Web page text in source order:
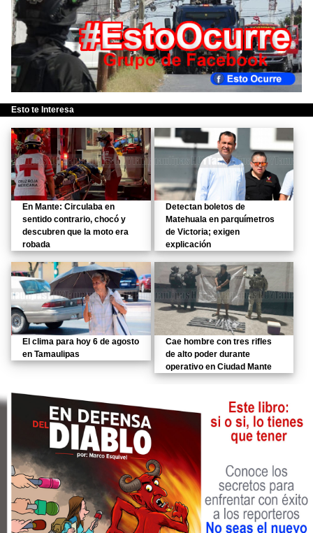
Esto te Interesa
En Mante: Circulaba en
sentido contrario, chocó y
descubren que la moto era
robada
Detectan boletos de
Matehuala en parquímetros
de Victoria; exigen
explicación
El clima para hoy 6 de agosto
en Tamaulipas
Cae hombre con tres rifles
de alto poder durante
operativo en Ciudad Mante